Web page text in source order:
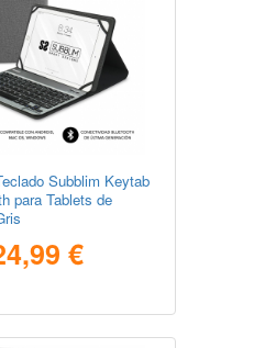
Subblim Keytab
para Tablets de
€